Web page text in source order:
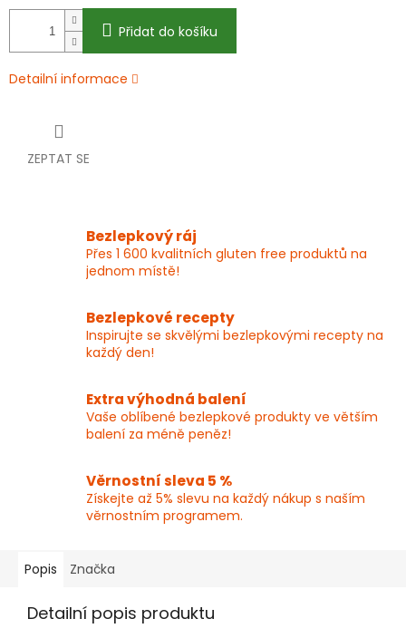
Přidat do košíku
Detailní informace
ZEPTAT SE
Bezlepkový ráj
Přes 1 600 kvalitních gluten free produktů na
jednom místě!
Bezlepkové recepty
Inspirujte se skvělými bezlepkovými recepty na
každý den!
Extra výhodná balení
Vaše oblíbené bezlepkové produkty ve větším
balení za méně peněz!
Věrnostní sleva 5 %
Získejte až 5% slevu na každý nákup s naším
věrnostním programem.
Popis Značka
Detailní popis produktu